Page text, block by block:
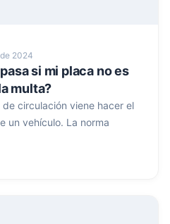
2024
si mi placa no es
multa?
circulación viene hacer el
un vehículo. La norma